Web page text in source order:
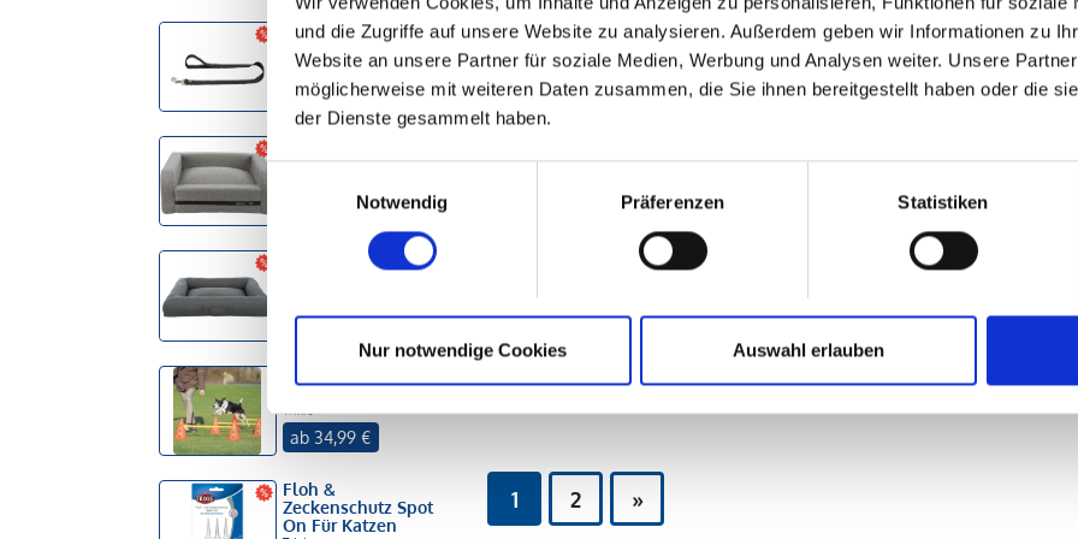
und die Zugriffe auf unsere Website zu analysieren. Außerdem geben wir Informationen zu
Website an unsere Partner für soziale Medien, Werbung und Analysen weiter. Unsere
möglicherweise mit weiteren Daten zusammen, die Sie ihnen bereitgestellt haben oder die
der Dienste gesammelt haben.
Einwilligungsauswahl
Notwendig
Präferenzen Statistiken
Nur notwendige Cookies Auswahl erlauben
Nylon Leine
Trixie
Vital Bett Pulito
Set
Trixie
ab 34,99 €
Floh &
Zeckenschutz Spot
On Für Katzen
Kartoffel
Softies Käse
Tiernahrung
Schwenner
ab
3,25 €
Kartoffel
Softies Pferd
Tiernahrung
Schwenner
ab
3,25 €
Softies
Tiernahrung
Schwenner
Snacker
Insekt
Snacker
Lachs
Snacker
1 2 »